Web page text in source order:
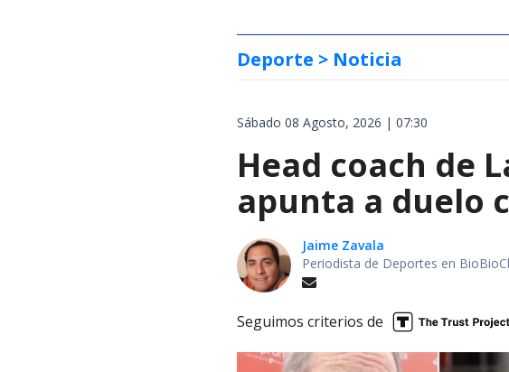
Deporte > Noticia
Sábado 08 Agosto, 2026 | 07:30
Head coach de
apunta a duelo
Jaime Zavala
Periodista de Deportes en
Seguimos criterios de